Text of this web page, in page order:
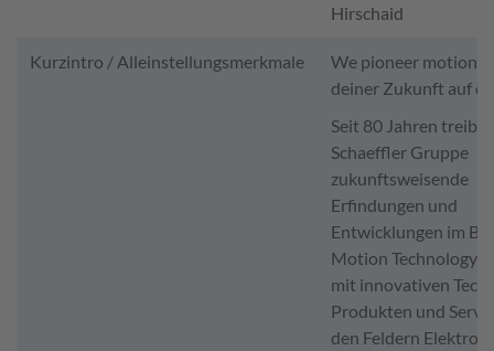
Hirschaid
Kurzintro / Alleinstellungsmerkmale
We pioneer motion.
deiner Zukunft auf
Seit 80 Jahren treibt
Schaeffler Gruppe
zukunftsweisende
Erfindungen und
Entwicklungen im
Motion Technology
mit innovativen
Produkten und
den Feldern